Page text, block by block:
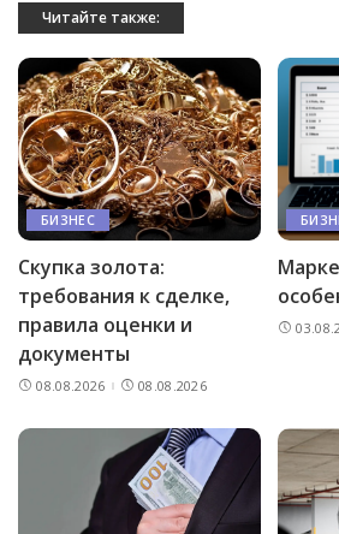
Читайте также:
БИЗНЕС
Скупка золота:
требования к сделке,
правила оценки и
документы
08.08.2026 08.08.2026